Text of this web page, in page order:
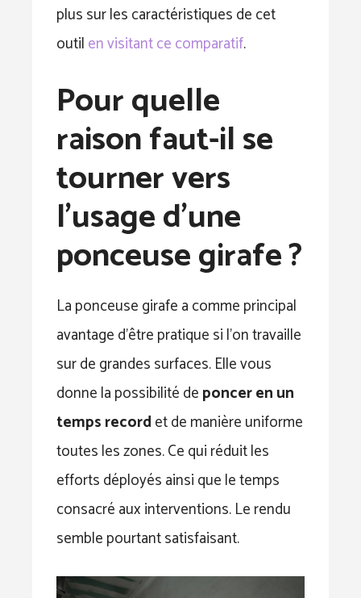
plus sur les caractéristiques de cet
outilen visitant ce comparatif.
Pour quelle
raison faut-il se
tourner vers
l’usage d’une
ponceuse girafe ?
La ponceuse girafe a comme principal
avantage d’être pratique si l’on travaille
sur de grandes surfaces. Elle vous
donne la possibilité deponcer en un
temps recordet de manière uniforme
toutes les zones. Ce qui réduit les
efforts déployés ainsi que le temps
consacré aux interventions. Le rendu
semble pourtant satisfaisant.